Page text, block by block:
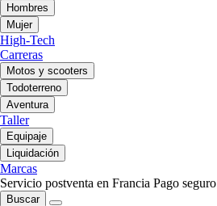
Hombres
Mujer
High-Tech
Carreras
Motos y scooters
Todoterreno
Aventura
Taller
Equipaje
Liquidación
Marcas
Servicio postventa en Francia Pago seguro
Buscar